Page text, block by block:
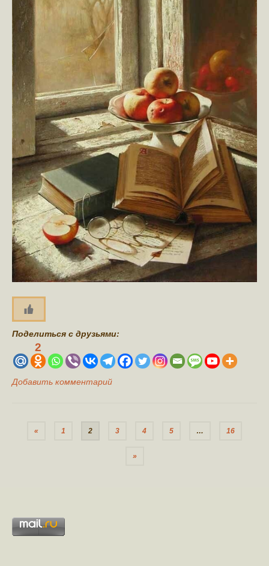
Поделиться с друзьями:
2
Добавить комментарий
Пагинация
записей
« 1 2 3 4 5 … 16
»